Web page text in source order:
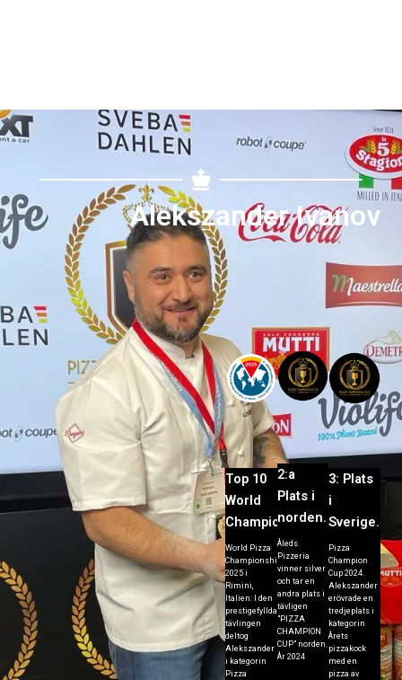
Alekszander Ivanov
Top 10
World
Champion
World Pizza
Championship
2025 i
Rimini,
Italien: I den
prestigefyllda
tävlingen
deltog
Alekszander
i kategorin
Pizza
2:a
Plats i
norden.
Åleds
Pizzeria
vinner silver
och tar en
andra plats i
tävligen
"PIZZA
CHAMPION
CUP" norden.
År 2024
3: Plats
i
Sverige.
Pizza
Champion
Cup 2024.
Alekszander
erövrade en
tredjeplats i
kategorin
Årets
pizzakock
med en
pizza av